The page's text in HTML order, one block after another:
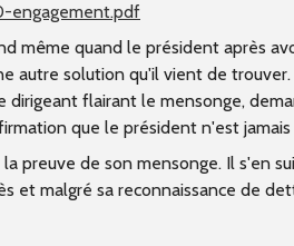
même quand le président après
autre solution qu'il vient de
dirigeant flairant le mensonge,
que le président n'est
preuve de son mensonge. Il s'en
et malgré sa reconnaissance de